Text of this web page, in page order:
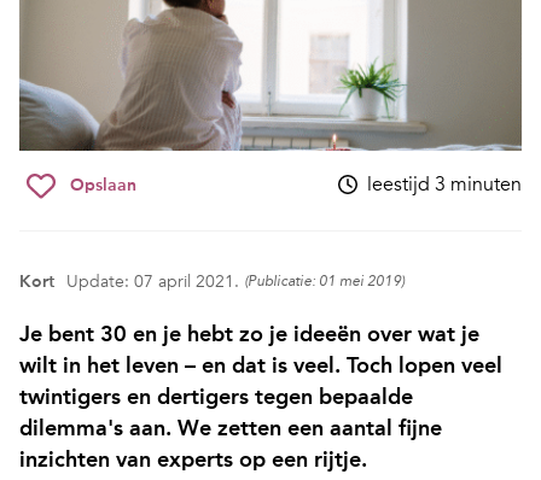
Opslaan leestijd 3 minuten
Kort Update: 07 april 2021. (Publicatie: 01 mei 2019)
Je bent 30 en je hebt zo je ideeën over wat je
wilt in het leven – en dat is veel. Toch lopen veel
twintigers en dertigers tegen bepaalde
dilemma's aan. We zetten een aantal fijne
inzichten van experts op een rijtje.